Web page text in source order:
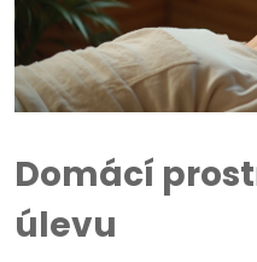
Domácí
úlevu